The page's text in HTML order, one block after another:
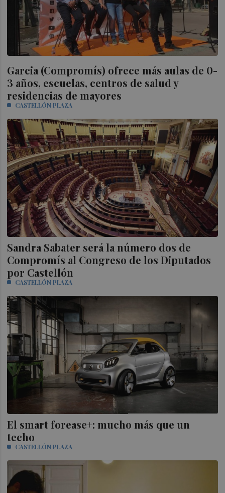
Garcia (Compromís) ofrece más aulas de 0-
3 años, escuelas, centros de salud y
residencias de mayores
CASTELLÓN PLAZA
Sandra Sabater será la número dos de
Compromís al Congreso de los Diputados
por Castellón
CASTELLÓN PLAZA
El smart forease+: mucho más que un
techo
CASTELLÓN PLAZA